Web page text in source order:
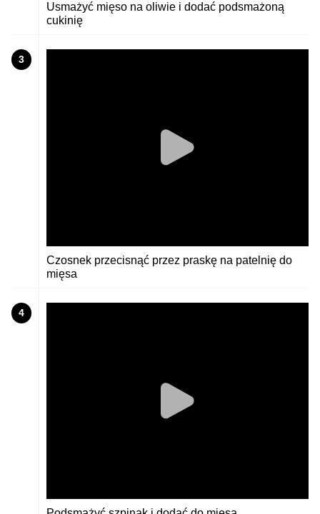
Usmażyć mięso na oliwie i dodać podsmażoną
cukinię
3
Czosnek przecisnąć przez praskę na patelnię do
mięsa
4